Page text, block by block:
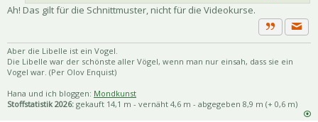
Ah! Das gilt für die Schnittmuster, nicht für die Videokurse.
Zitat
Aber die Libelle ist ein Vogel.
Die Libelle war der schönste aller Vögel, wenn man nur einsah, dass sie ein
Vogel war. (Per Olov Enquist)
Hana und ich bloggen: Mondkunst
Stoffstatistik 2026: gekauft 14,1 m - vernäht 4,6 m - abgegeben 8,9 m (+ 0,6 m)